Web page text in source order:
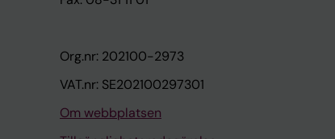
Org.nr: 202100-2973
VAT.nr: SE202100297301
Om webbplatsen